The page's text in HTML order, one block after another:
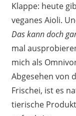
Klappe: heute
veganes Aioli.
Das kann doch
mal
mich als
Abgesehen von
Frischei, ist es
tierische